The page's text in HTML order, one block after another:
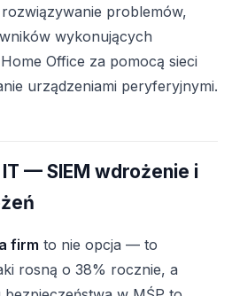
problemów,
wykonujących
Office za pomocą sieci
urządzeniami peryferyjnymi.
— SIEM wdrożenie i
firm to nie opcja — to
rosną o 38% rocznie, a